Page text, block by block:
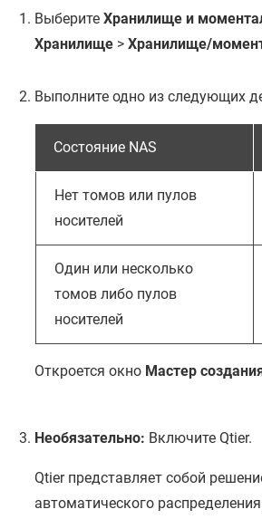
Выберите Хранилище и
Хранилище > Хранилище/
Выполните одно из следующих
Состояние NAS
Нет томов или пулов
носителей
Один или несколько
томов либо пулов
носителей
Откроется окно Мастер
Необязательно: Включите Qtier.
Qtier представляет собой
автоматического